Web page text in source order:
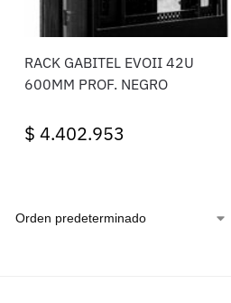
RACK GABITEL EVOII 42U
600MM PROF. NEGRO
$ 4.402.953